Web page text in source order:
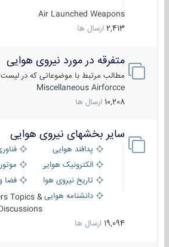
Air Launched Weapons
2,413 ارسال ها
متفرقه در مورد نیروی هوایی
مطالب مرتبط با موضوعاتی که در لیست
Miscellaneous Airforcce
10,208 ارسال ها
سایر بخشهای نیروی هوایی
پدافند هوایی
الکترونیک هوایی
تاریخ نیروی هوایی
فضا و
دانشنامه هواییTopics &
Discussions
19,094 ارسال ها